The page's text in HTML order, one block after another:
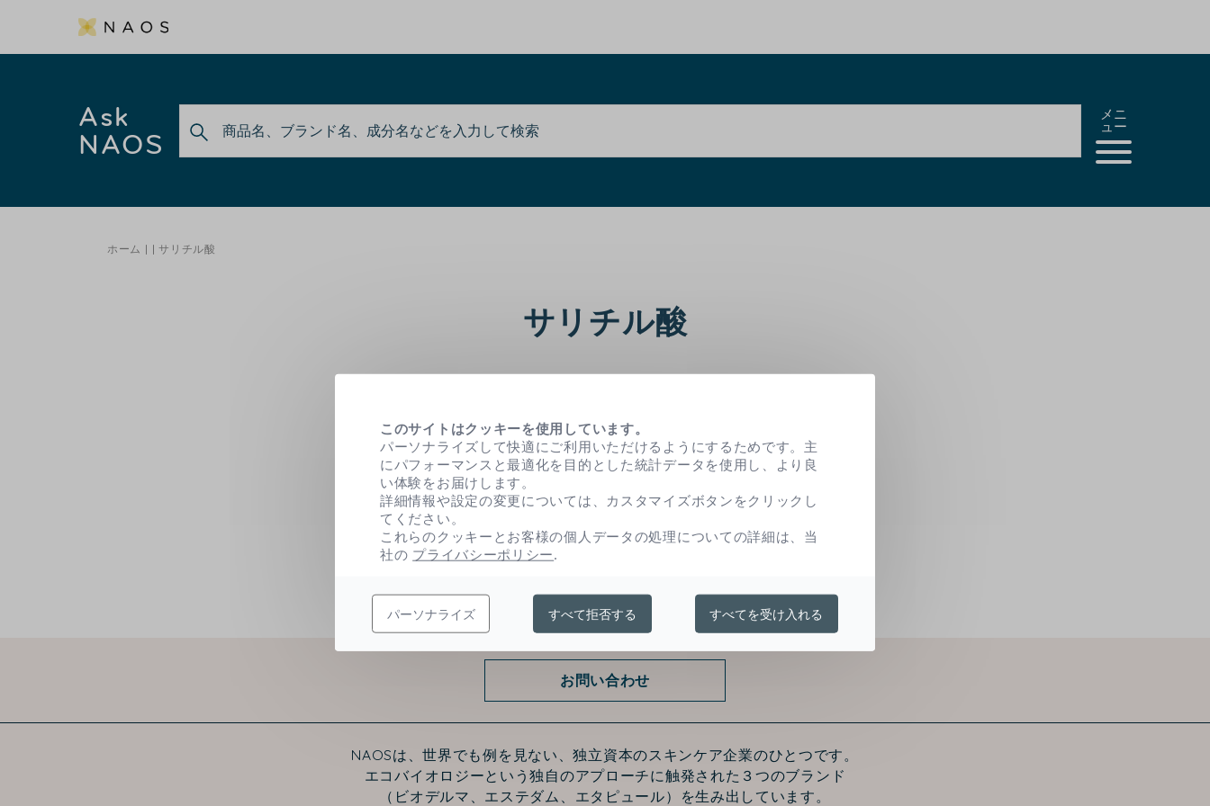
Ask
NAOS
メニ
ュー
ホーム サリチル酸
サリチル酸
また、防腐剤の特性を持ち、微生物汚染から製剤を守ります。
お問い合わせ
NAOSは、世界でも例を見ない、独立資本のスキンケア企業のひとつです。
エコバイオロジーという独自のアプローチに触発された３つのブランド
（ビオデルマ、エステダム、エタピュール）を生み出しています。
このサイトはクッキーを使用しています。
パーソナライズして快適にご利用いただけるようにするためです。主
にパフォーマンスと最適化を目的とした統計データを使用し、より良
い体験をお届けします。
詳細情報や設定の変更については、カスタマイズボタンをクリックし
てください。
これらのクッキーとお客様の個人データの処理についての詳細は、当
社の プライバシーポリシー.
パーソナライズ すべて拒否する すべてを受け入れる